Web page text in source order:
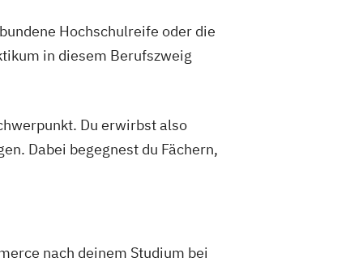
Hochschulreife oder die
in diesem Berufszweig
Du erwirbst also
Dabei begegnest du Fächern,
nach deinem Studium bei